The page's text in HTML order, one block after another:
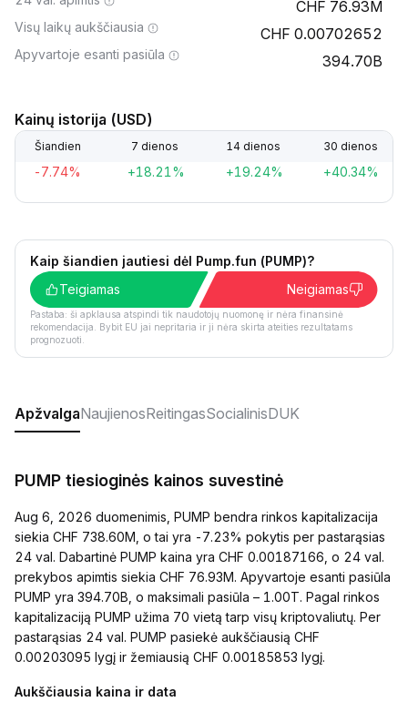
76.93M
Visų laikų aukščiausia 0.00702652
Apyvartoje esanti pasiūla 394.70B
Kainų istorija (USD)
Šiandien 7 dienos 14 dienos 30 dienos
-7.74% +18.21% +19.24% +40.34%
Kaip šiandien jautiesi dėl Pump.fun (PUMP)?
Teigiamas
Neigiamas
Pastaba: ši apklausa atspindi tik naudotojų nuomonę ir nėra finansinė
rekomendacija. Bybit EU jai nepritaria ir ji nėra skirta ateities rezultatams
prognozuoti.
ApžvalgaNaujienosReitingasSocialinisDUK
PUMP tiesioginės kainos suvestinė
Aug 6, 2026 duomenimis, PUMP bendra rinkos kapitalizacija
siekia CHF 738.60M, o tai yra -7.23% pokytis per pastarąsias
24 val. Dabartinė PUMP kaina yra CHF 0.00187166, o 24 val.
prekybos apimtis siekia CHF 76.93M. Apyvartoje esanti pasiūla
PUMP yra 394.70B, o maksimali pasiūla – 1.00T. Pagal rinkos
kapitalizaciją PUMP užima 70 vietą tarp visų kriptovaliutų. Per
pastarąsias 24 val. PUMP pasiekė aukščiausią CHF
0.00203095 lygį ir žemiausią CHF 0.00185853 lygį.
Aukščiausia kaina ir data